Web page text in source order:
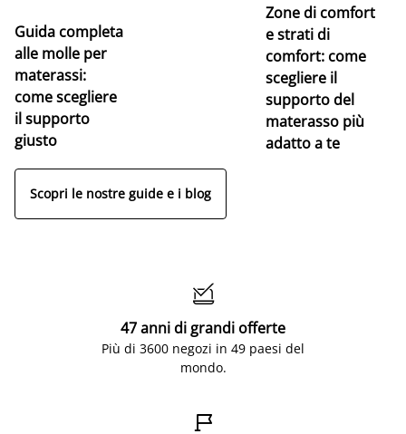
Guida completa
alle molle per
materassi:
come scegliere
il supporto
giusto
Zone di comfort
e strati di
comfort: come
scegliere il
supporto del
materasso più
adatto a te
Scopri le nostre guide e i blog

47 anni di grandi offerte
Più di 3600 negozi in 49 paesi del
mondo.
